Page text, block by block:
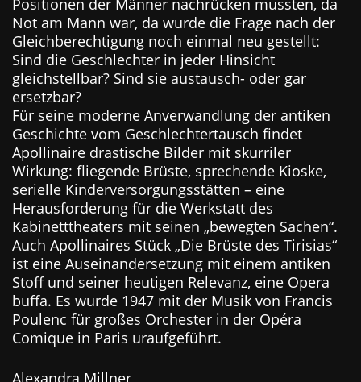
Positionen der Männer nachrücken mussten, da
Not am Mann war, da wurde die Frage nach der
Gleichberechtigung noch einmal neu gestellt:
Sind die Geschlechter in jeder Hinsicht
gleichstellbar? Sind sie austausch- oder gar
ersetzbar?
Für seine moderne Anverwandlung der antiken
Geschichte vom Geschlechtertausch findet
Apollinaire drastische Bilder mit skurriler
Wirkung: fliegende Brüste, sprechende Kioske,
serielle Kinderversorgungsstätten – eine
Herausforderung für die Werkstatt des
Kabinetttheaters mit seinen „bewegten Sachen“.
Auch Apollinaires Stück „Die Brüste des Tirisias“
ist eine Auseinandersetzung mit einem antiken
Stoff und seiner heutigen Relevanz, eine Opera
buffa. Es wurde 1947 mit der Musik von Francis
Poulenc für großes Orchester in der Opéra
Comique in Paris uraufgeführt.
Alexandra Millner